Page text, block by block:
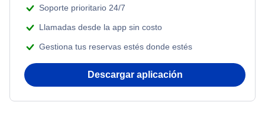
Flights from Nueva York to Mumbai
Flights from Shanghai to Nueva York
Adventure Vacations
Soporte prioritario 24/7
Llamadas desde la app sin costo
Gestiona tus reservas estés donde estés
Descargar aplicación